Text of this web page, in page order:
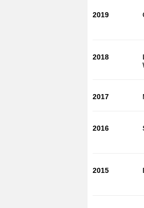
2019
2018
2017
2016
2015